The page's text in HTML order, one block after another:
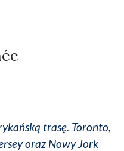
trasę. Toronto,
oraz Nowy Jork